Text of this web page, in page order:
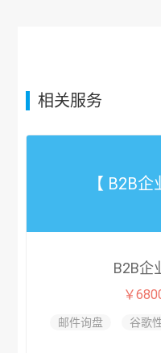
相关服务
【 B2B企
B2B企
￥
邮件询盘 谷歌